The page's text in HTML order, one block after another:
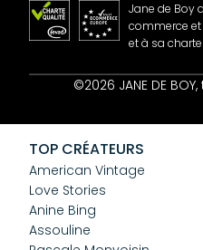
Contact
CGV
Confidentialité
Cookies
Jane de Boy
commerce et
et à sa
©2026 JANE DE
TOP CRÉATEURS
American Vintage
Love Stories
Anine Bing
Assouline